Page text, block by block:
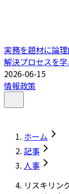
実務を題材に論
解決プロセスを学
2026-06-15
情報政策
ホーム
記事
人事
リスキリン